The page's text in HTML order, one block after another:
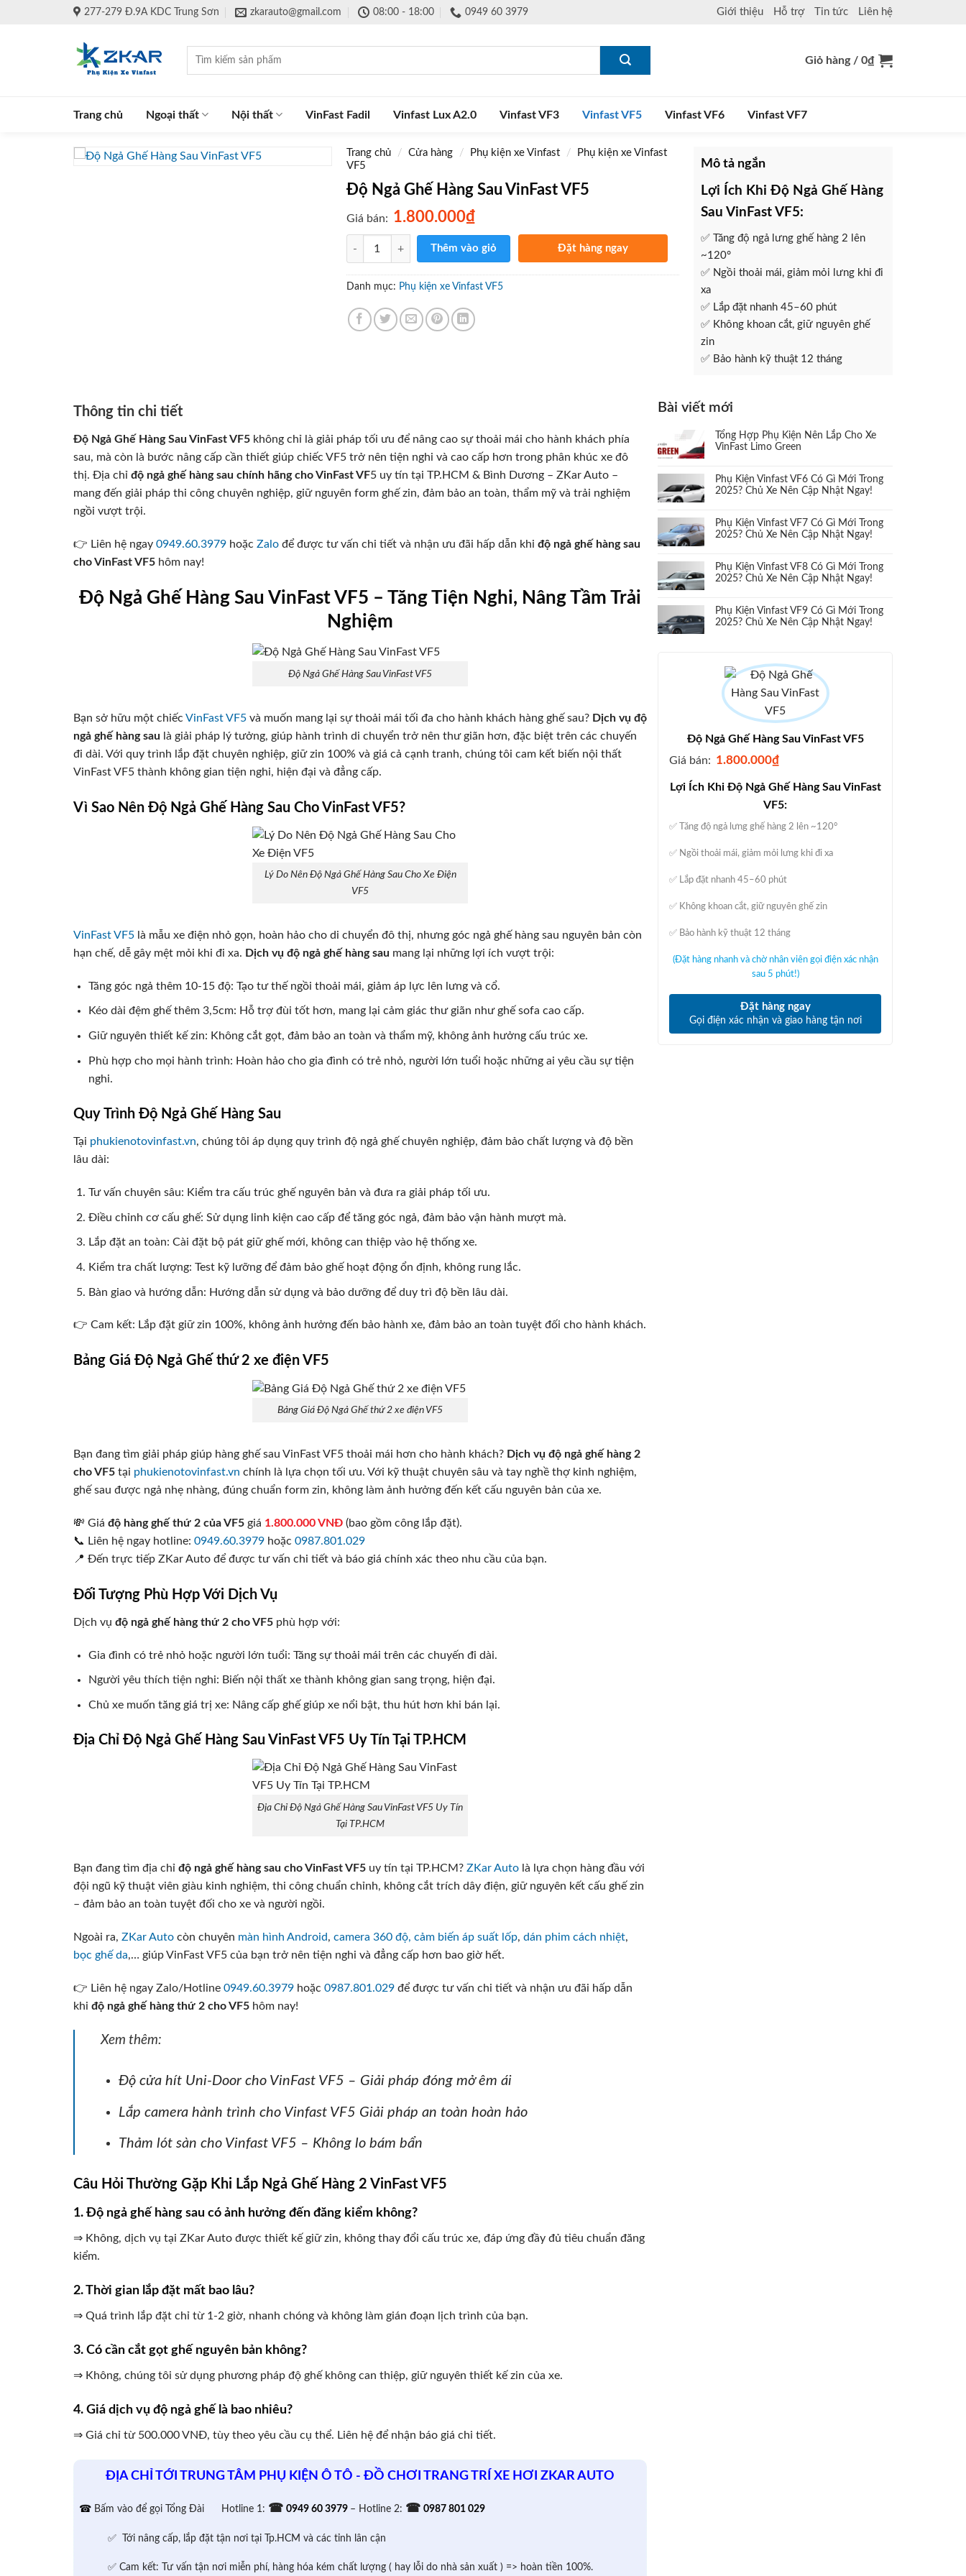
277-279 Đ.9A KDC Trung Sơn zkarauto@gmail.com 08:00 - 18:00 0949 60 3979 Giới thiệu Hỗ trợ Tin tức Liên hệ
kiếm:
Giỏ hàng / 0₫
Trang chủ Ngoại thất Nội thất VinFast Fadil Vinfast Lux A2.0 Vinfast VF3 Vinfast VF5 Vinfast VF6 Vinfast VF7
Trang chủ / Cửa hàng / Phụ kiện xe Vinfast /
Phụ kiện xe Vinfast
VF5
Độ Ngả Ghế Hàng Sau VinFast VF5
Giá bán: 1.800.000₫
Số lượng
Thêm vào giỏ Đặt hàng ngay
Danh mục: Phụ kiện xe Vinfast VF5
Mô tả ngắn
Lợi Ích Khi Độ Ngả Ghế Hàng
Sau VinFast VF5:
✅ Tăng độ ngả lưng ghế hàng 2 lên
~120°
✅ Ngồi thoải mái, giảm mỏi lưng khi đi
xa
✅ Lắp đặt nhanh 45–60 phút
✅ Không khoan cắt, giữ nguyên ghế
zin
✅ Bảo hành kỹ thuật 12 tháng
Thông tin chi tiết
Độ Ngả Ghế Hàng Sau VinFast VF5 không chỉ là giải pháp tối ưu để nâng cao sự thoải mái cho hành khách phía
sau, mà còn là bước nâng cấp cần thiết giúp chiếc VF5 trở nên tiện nghi và cao cấp hơn trong phân khúc xe đô
thị. Địa chỉ độ ngả ghế hàng sau chính hãng cho VinFast VF5 uy tín tại TP.HCM & Bình Dương – ZKar Auto –
mang đến giải pháp thi công chuyên nghiệp, giữ nguyên form ghế zin, đảm bảo an toàn, thẩm mỹ và trải nghiệm
ngồi vượt trội.
👉 Liên hệ ngay 0949.60.3979 hoặc Zalo để được tư vấn chi tiết và nhận ưu đãi hấp dẫn khi độ ngả ghế hàng sau
cho VinFast VF5 hôm nay!
Độ Ngả Ghế Hàng Sau VinFast VF5 – Tăng Tiện Nghi, Nâng Tầm Trải
Nghiệm
Độ Ngả Ghế Hàng Sau VinFast VF5
Bạn sở hữu một chiếc VinFast VF5 và muốn mang lại sự thoải mái tối đa cho hành khách hàng ghế sau? Dịch vụ độ
ngả ghế hàng sau là giải pháp lý tưởng, giúp hành trình di chuyển trở nên thư giãn hơn, đặc biệt trên các chuyến
đi dài. Với quy trình lắp đặt chuyên nghiệp, giữ zin 100% và giá cả cạnh tranh, chúng tôi cam kết biến nội thất
VinFast VF5 thành không gian tiện nghi, hiện đại và đẳng cấp.
Vì Sao Nên Độ Ngả Ghế Hàng Sau Cho VinFast VF5?
Lý Do Nên Độ Ngả Ghế Hàng Sau Cho Xe Điện
VF5
VinFast VF5 là mẫu xe điện nhỏ gọn, hoàn hảo cho di chuyển đô thị, nhưng góc ngả ghế hàng sau nguyên bản còn
hạn chế, dễ gây mệt mỏi khi đi xa. Dịch vụ độ ngả ghế hàng sau mang lại những lợi ích vượt trội:
Tăng góc ngả thêm 10-15 độ: Tạo tư thế ngồi thoải mái, giảm áp lực lên lưng và cổ.
Kéo dài đệm ghế thêm 3,5cm: Hỗ trợ đùi tốt hơn, mang lại cảm giác thư giãn như ghế sofa cao cấp.
Giữ nguyên thiết kế zin: Không cắt gọt, đảm bảo an toàn và thẩm mỹ, không ảnh hưởng cấu trúc xe.
Phù hợp cho mọi hành trình: Hoàn hảo cho gia đình có trẻ nhỏ, người lớn tuổi hoặc những ai yêu cầu sự tiện
nghi.
Quy Trình Độ Ngả Ghế Hàng Sau
Tại phukienotovinfast.vn, chúng tôi áp dụng quy trình độ ngả ghế chuyên nghiệp, đảm bảo chất lượng và độ bền
lâu dài:
Tư vấn chuyên sâu: Kiểm tra cấu trúc ghế nguyên bản và đưa ra giải pháp tối ưu.
Điều chỉnh cơ cấu ghế: Sử dụng linh kiện cao cấp để tăng góc ngả, đảm bảo vận hành mượt mà.
Lắp đặt an toàn: Cài đặt bộ pát giữ ghế mới, không can thiệp vào hệ thống xe.
Kiểm tra chất lượng: Test kỹ lưỡng để đảm bảo ghế hoạt động ổn định, không rung lắc.
Bàn giao và hướng dẫn: Hướng dẫn sử dụng và bảo dưỡng để duy trì độ bền lâu dài.
👉 Cam kết: Lắp đặt giữ zin 100%, không ảnh hưởng đến bảo hành xe, đảm bảo an toàn tuyệt đối cho hành khách.
Bảng Giá Độ Ngả Ghế thứ 2 xe điện VF5
Bảng Giá Độ Ngả Ghế thứ 2 xe điện VF5
Bạn đang tìm giải pháp giúp hàng ghế sau VinFast VF5 thoải mái hơn cho hành khách? Dịch vụ độ ngả ghế hàng 2
cho VF5 tại phukienotovinfast.vn chính là lựa chọn tối ưu. Với kỹ thuật chuyên sâu và tay nghề thợ kinh nghiệm,
ghế sau được ngả nhẹ nhàng, đúng chuẩn form zin, không làm ảnh hưởng đến kết cấu nguyên bản của xe.
💸 Giá độ hàng ghế thứ 2 của VF5 giá 1.800.000 VNĐ (bao gồm công lắp đặt).
📞 Liên hệ ngay hotline: 0949.60.3979 hoặc 0987.801.029
📍 Đến trực tiếp ZKar Auto để được tư vấn chi tiết và báo giá chính xác theo nhu cầu của bạn.
Đối Tượng Phù Hợp Với Dịch Vụ
Dịch vụ độ ngả ghế hàng thứ 2 cho VF5 phù hợp với:
Gia đình có trẻ nhỏ hoặc người lớn tuổi: Tăng sự thoải mái trên các chuyến đi dài.
Người yêu thích tiện nghi: Biến nội thất xe thành không gian sang trọng, hiện đại.
Chủ xe muốn tăng giá trị xe: Nâng cấp ghế giúp xe nổi bật, thu hút hơn khi bán lại.
Địa Chỉ Độ Ngả Ghế Hàng Sau VinFast VF5 Uy Tín Tại TP.HCM
Địa Chỉ Độ Ngả Ghế Hàng Sau VinFast VF5 Uy Tín
Tại TP.HCM
Bạn đang tìm địa chỉ độ ngả ghế hàng sau cho VinFast VF5 uy tín tại TP.HCM? ZKar Auto là lựa chọn hàng đầu với
đội ngũ kỹ thuật viên giàu kinh nghiệm, thi công chuẩn chỉnh, không cắt trích dây điện, giữ nguyên kết cấu ghế zin
– đảm bảo an toàn tuyệt đối cho xe và người ngồi.
Ngoài ra, ZKar Auto còn chuyên màn hình Android, camera 360 độ, cảm biến áp suất lốp, dán phim cách nhiệt,
bọc ghế da,… giúp VinFast VF5 của bạn trở nên tiện nghi và đẳng cấp hơn bao giờ hết.
👉 Liên hệ ngay Zalo/Hotline 0949.60.3979 hoặc 0987.801.029 để được tư vấn chi tiết và nhận ưu đãi hấp dẫn
khi độ ngả ghế hàng thứ 2 cho VF5 hôm nay!
Xem thêm:
Độ cửa hít Uni-Door cho VinFast VF5 – Giải pháp đóng mở êm ái
Lắp camera hành trình cho Vinfast VF5 Giải pháp an toàn hoàn hảo
Thảm lót sàn cho Vinfast VF5 – Không lo bám bẩn
Câu Hỏi Thường Gặp Khi Lắp Ngả Ghế Hàng 2 VinFast VF5
1. Độ ngả ghế hàng sau có ảnh hưởng đến đăng kiểm không?
⇒ Không, dịch vụ tại ZKar Auto được thiết kế giữ zin, không thay đổi cấu trúc xe, đáp ứng đầy đủ tiêu chuẩn đăng
kiểm.
2. Thời gian lắp đặt mất bao lâu?
⇒ Quá trình lắp đặt chỉ từ 1-2 giờ, nhanh chóng và không làm gián đoạn lịch trình của bạn.
3. Có cần cắt gọt ghế nguyên bản không?
⇒ Không, chúng tôi sử dụng phương pháp độ ghế không can thiệp, giữ nguyên thiết kế zin của xe.
4. Giá dịch vụ độ ngả ghế là bao nhiêu?
⇒ Giá chỉ từ 500.000 VNĐ, tùy theo yêu cầu cụ thể. Liên hệ để nhận báo giá chi tiết.
ĐỊA CHỈ TỚI TRUNG TÂM PHỤ KIỆN Ô TÔ - ĐỒ CHƠI TRANG TRÍ XE HƠI ZKAR AUTO
☎ Bấm vào để gọi Tổng Đài Hotline 1: ☎ 0949 60 3979 – Hotline 2: ☎ 0987 801 029
✅ Tới nâng cấp, lắp đặt tận nơi tại Tp.HCM và các tỉnh lân cận
✅ Cam kết: Tư vấn tận nơi miễn phí, hàng hóa kém chất lượng ( hay lỗi do nhà sản xuất ) => hoàn tiền 100%.
Bài viết mới
Tổng Hợp Phụ Kiện Nên Lắp Cho Xe
VinFast Limo Green
Phụ Kiện Vinfast VF6 Có Gì Mới Trong
2025? Chủ Xe Nên Cập Nhật Ngay!
Phụ Kiện Vinfast VF7 Có Gì Mới Trong
2025? Chủ Xe Nên Cập Nhật Ngay!
Phụ Kiện Vinfast VF8 Có Gì Mới Trong
2025? Chủ Xe Nên Cập Nhật Ngay!
Phụ Kiện Vinfast VF9 Có Gì Mới Trong
2025? Chủ Xe Nên Cập Nhật Ngay!
Độ Ngả Ghế Hàng Sau VinFast VF5
Giá bán: 1.800.000₫
Lợi Ích Khi Độ Ngả Ghế Hàng Sau VinFast
VF5:
✅ Tăng độ ngả lưng ghế hàng 2 lên ~120°
✅ Ngồi thoải mái, giảm mỏi lưng khi đi xa
✅ Lắp đặt nhanh 45–60 phút
✅ Không khoan cắt, giữ nguyên ghế zin
✅ Bảo hành kỹ thuật 12 tháng
(Đặt hàng nhanh và chờ nhân viên gọi điện xác nhận
sau 5 phút!)
Đặt hàng ngay
Gọi điện xác nhận và giao hàng tận nơi